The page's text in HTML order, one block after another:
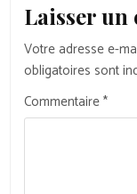
Laisser
Votre adresse e-
obligatoires sont
Commentaire*